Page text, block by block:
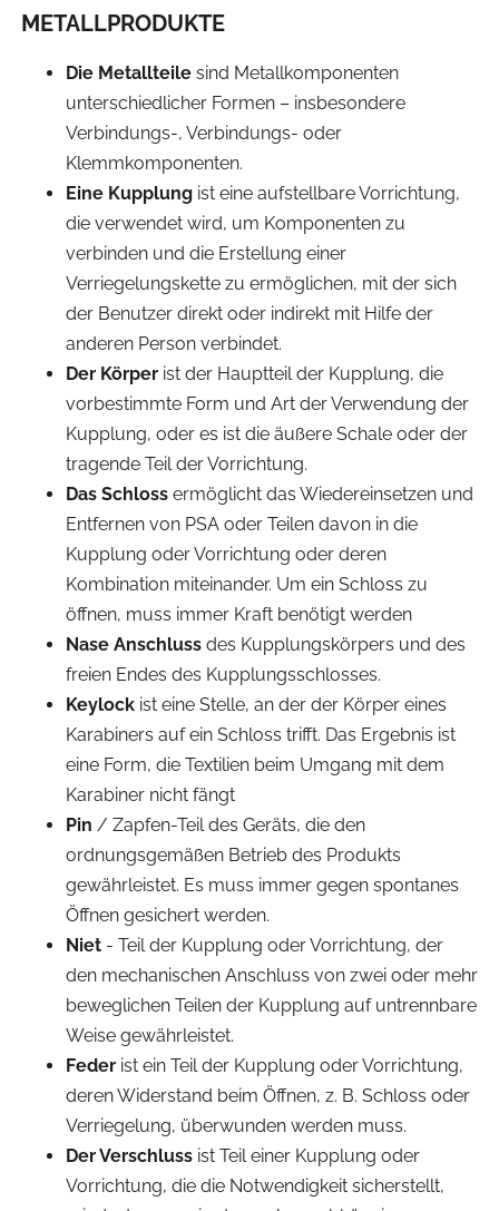
METALLPRODUKTE
Die Metallteile sind Metallkomponenten
unterschiedlicher Formen – insbesondere
Verbindungs-, Verbindungs- oder
Klemmkomponenten.
Eine Kupplung ist eine aufstellbare Vorrichtung,
die verwendet wird, um Komponenten zu
verbinden und die Erstellung einer
Verriegelungskette zu ermöglichen, mit der sich
der Benutzer direkt oder indirekt mit Hilfe der
anderen Person verbindet.
Der Körper ist der Hauptteil der Kupplung, die
vorbestimmte Form und Art der Verwendung der
Kupplung, oder es ist die äußere Schale oder der
tragende Teil der Vorrichtung.
Das Schloss ermöglicht das Wiedereinsetzen und
Entfernen von PSA oder Teilen davon in die
Kupplung oder Vorrichtung oder deren
Kombination miteinander. Um ein Schloss zu
öffnen, muss immer Kraft benötigt werden
Nase Anschluss des Kupplungskörpers und des
freien Endes des Kupplungsschlosses.
Keylock ist eine Stelle, an der der Körper eines
Karabiners auf ein Schloss trifft. Das Ergebnis ist
eine Form, die Textilien beim Umgang mit dem
Karabiner nicht fängt
Pin / Zapfen-Teil des Geräts, die den
ordnungsgemäßen Betrieb des Produkts
gewährleistet. Es muss immer gegen spontanes
Öffnen gesichert werden.
Niet - Teil der Kupplung oder Vorrichtung, der
den mechanischen Anschluss von zwei oder mehr
beweglichen Teilen der Kupplung auf untrennbare
Weise gewährleistet.
Feder ist ein Teil der Kupplung oder Vorrichtung,
deren Widerstand beim Öffnen, z. B. Schloss oder
Verriegelung, überwunden werden muss.
Der Verschluss ist Teil einer Kupplung oder
Vorrichtung, die die Notwendigkeit sicherstellt,